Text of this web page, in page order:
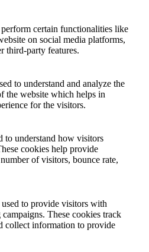
certain functionalities like
on social media platforms,
third-party features.
to understand and analyze the
the website which helps in
for the visitors.
to understand how visitors
cookies help provide
of visitors, bounce rate,
to provide visitors with
These cookies track
collect information to provide